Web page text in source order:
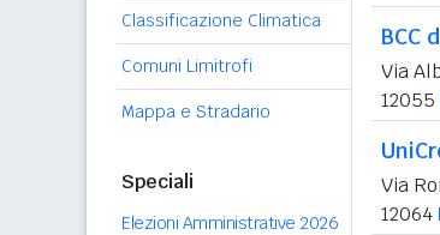
Classificazione Climatica
Comuni Limitrofi
Mappa e Stradario
Speciali
Elezioni Amministrative 2026
BCC
Via
12055
Via
12064